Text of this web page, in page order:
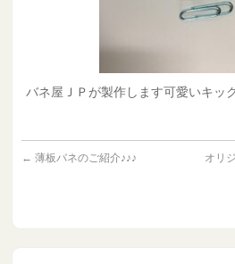
バネ屋ＪＰが製作します可愛いキッ
← 薄板バネのご紹介♪♪♪ オリ